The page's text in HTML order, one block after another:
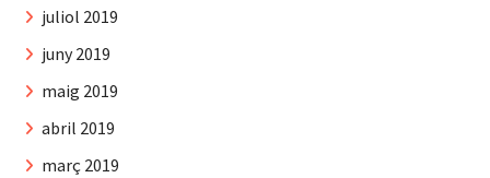
juliol 2019
juny 2019
maig 2019
abril 2019
març 2019